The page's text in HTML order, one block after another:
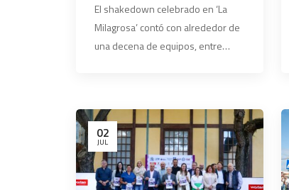
El shakedown celebrado en ‘La
Milagrosa’ contó con alrededor de
una decena de equipos, entre…
02
JUL